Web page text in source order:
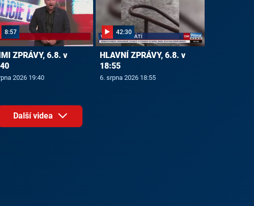
8:57
ZPRÁVY, 6.8. v
2026 19:40
42:30
HLAVNÍ ZPRÁVY, 6.8. v
18:55
6. srpna 2026 18:55
Další videa